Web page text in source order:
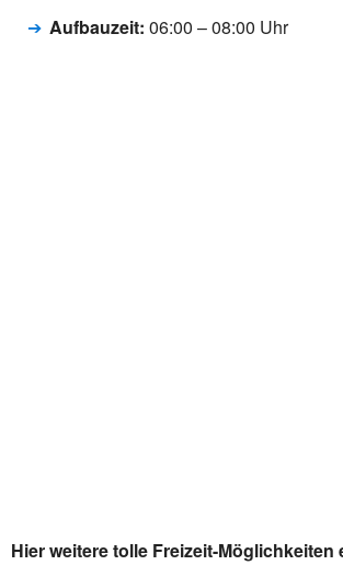
Aufbauzeit: 06:00 – 08:00 Uhr
Hier weitere tolle Freizeit-Möglichkeiten